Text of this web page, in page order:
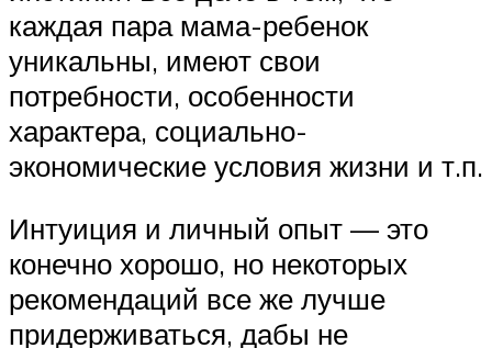
каждая пара мама-ребенок
уникальны, имеют свои
потребности, особенности
характера, социально-
экономические условия жизни и т.п.
Интуиция и личный опыт — это
конечно хорошо, но некоторых
рекомендаций все же лучше
придерживаться, дабы не